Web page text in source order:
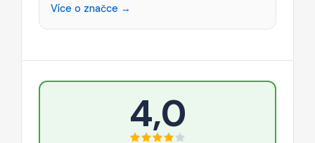
Více o značce →
4,0